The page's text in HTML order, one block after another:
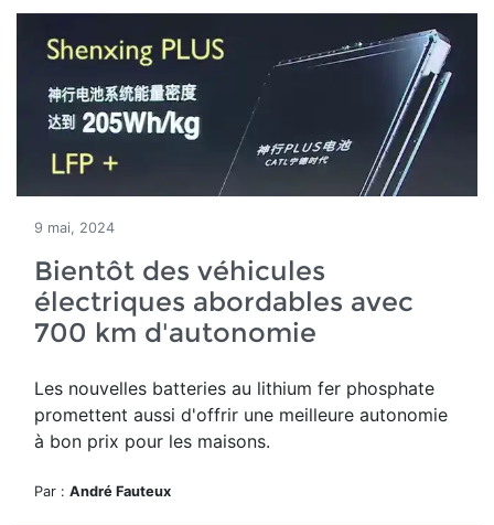
9 mai, 2024
Bientôt des véhicules
électriques abordables avec
700 km d'autonomie
Les nouvelles batteries au lithium fer phosphate
promettent aussi d'offrir une meilleure autonomie
à bon prix pour les maisons.
Par : André Fauteux